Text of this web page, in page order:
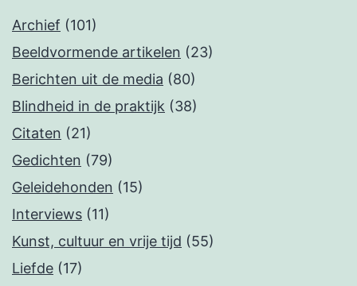
Archief (101)
Beeldvormende artikelen (23)
Berichten uit de media (80)
Blindheid in de praktijk (38)
Citaten (21)
Gedichten (79)
Geleidehonden (15)
Interviews (11)
Kunst, cultuur en vrije tijd (55)
Liefde (17)